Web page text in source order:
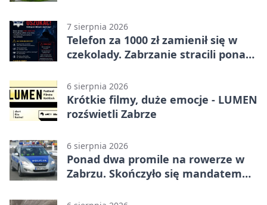
7 sierpnia 2026
Telefon za 1000 zł zamienił się w
czekolady. Zabrzanie stracili ponad
6 sierpnia 2026
Krótkie filmy, duże emocje - LUMEN
rozświetli Zabrze
6 sierpnia 2026
Ponad dwa promile na rowerze w
Zabrzu. Skończyło się mandatem